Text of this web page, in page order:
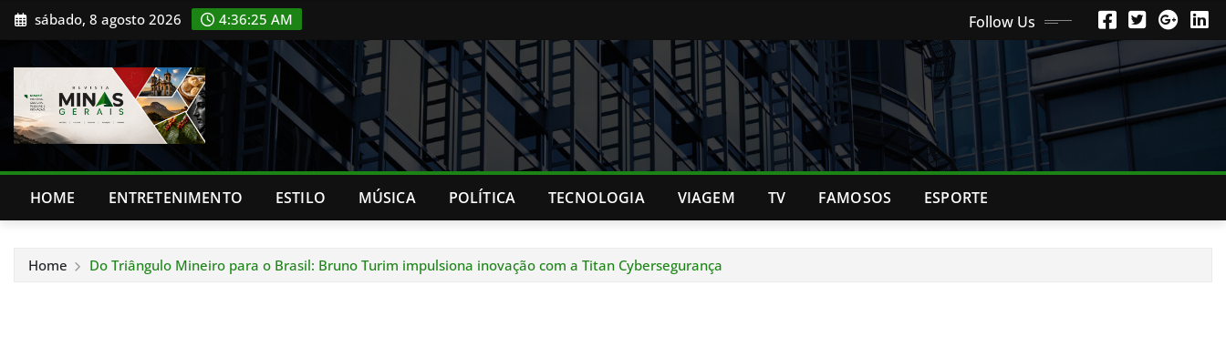
Skip sábado, 8 agosto 2026 4:36:26 AM Follow Us
HOME ENTRETENIMENTO ESTILO MÚSICA POLÍTICA TECNOLOGIA VIAGEM TV FAMOSOS ESPORTE
Home Do Triângulo Mineiro para o Brasil: Bruno Turim impulsiona inovação com a Titan Cybersegurança